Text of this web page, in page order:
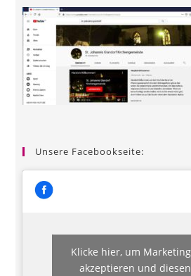
Unsere Facebookseite:
Klicke hier, um
akzeptieren und